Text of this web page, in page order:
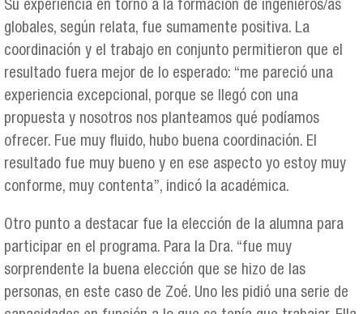
Su experiencia en torno a la formación de ingenieros/as
globales, según relata, fue sumamente positiva. La
coordinación y el trabajo en conjunto permitieron que el
resultado fuera mejor de lo esperado: “me pareció una
experiencia excepcional, porque se llegó con una
propuesta y nosotros nos planteamos qué podíamos
ofrecer. Fue muy fluido, hubo buena coordinación. El
resultado fue muy bueno y en ese aspecto yo estoy muy
conforme, muy contenta”, indicó la académica.
Otro punto a destacar fue la elección de la alumna para
participar en el programa. Para la Dra. “fue muy
sorprendente la buena elección que se hizo de las
personas, en este caso de Zoé. Uno les pidió una serie de